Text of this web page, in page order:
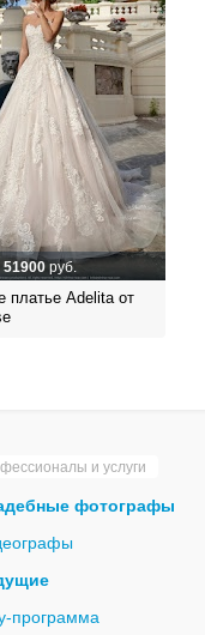
51900руб.
платье Adelita от
и услуги
фотографы
программа